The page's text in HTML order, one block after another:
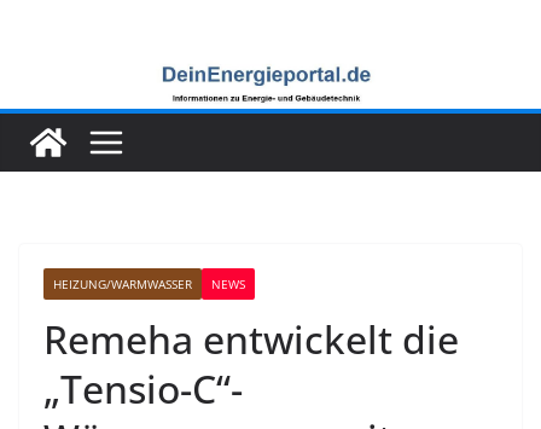
HEIZUNG/WARMWASSER NEWS
Remeha entwickelt die
„Tensio-C“-